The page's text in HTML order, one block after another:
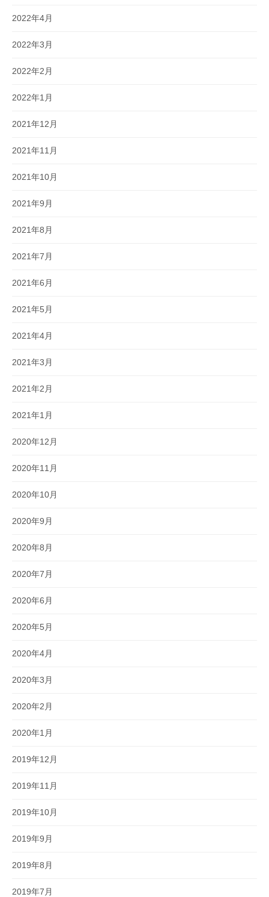
2022年4月
2022年3月
2022年2月
2022年1月
2021年12月
2021年11月
2021年10月
2021年9月
2021年8月
2021年7月
2021年6月
2021年5月
2021年4月
2021年3月
2021年2月
2021年1月
2020年12月
2020年11月
2020年10月
2020年9月
2020年8月
2020年7月
2020年6月
2020年5月
2020年4月
2020年3月
2020年2月
2020年1月
2019年12月
2019年11月
2019年10月
2019年9月
2019年8月
2019年7月